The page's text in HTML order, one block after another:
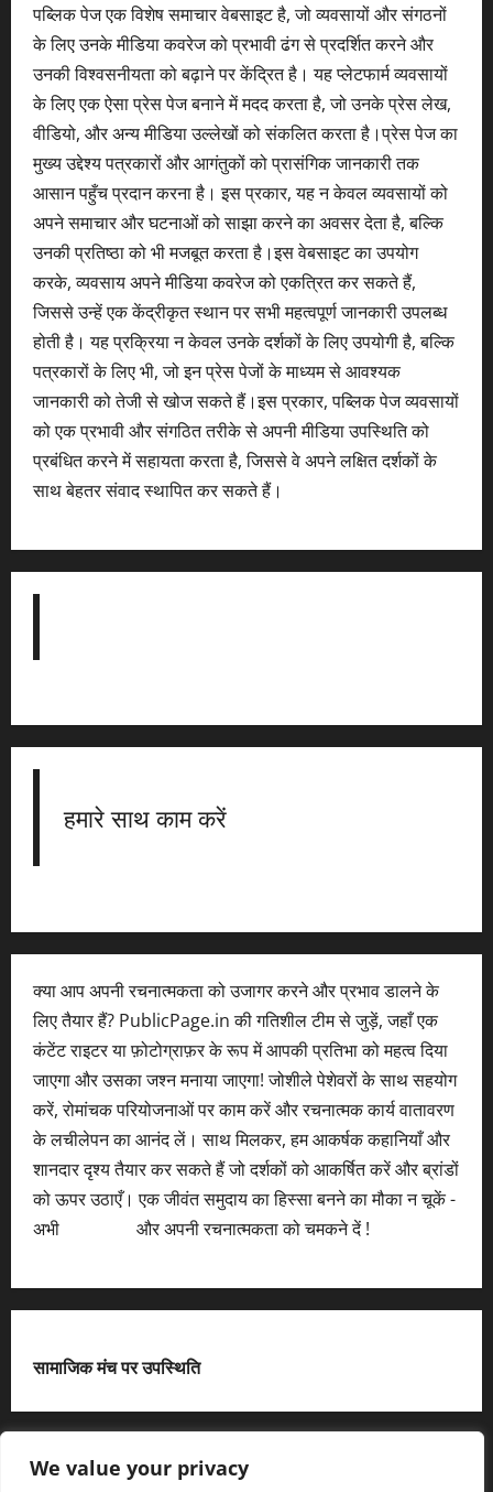
We value your privacy
पब्लिक पेज एक विशेष समाचार वेबसाइट है, जो व्यवसायों और संगठनों
के लिए उनके मीडिया कवरेज को प्रभावी ढंग से प्रदर्शित करने और
उनकी विश्वसनीयता को बढ़ाने पर केंद्रित है। यह प्लेटफार्म व्यवसायों
के लिए एक ऐसा प्रेस पेज बनाने में मदद करता है, जो उनके प्रेस लेख,
वीडियो, और अन्य मीडिया उल्लेखों को संकलित करता है।प्रेस पेज का
मुख्य उद्देश्य पत्रकारों और आगंतुकों को प्रासंगिक जानकारी तक
आसान पहुँच प्रदान करना है। इस प्रकार, यह न केवल व्यवसायों को
अपने समाचार और घटनाओं को साझा करने का अवसर देता है, बल्कि
उनकी प्रतिष्ठा को भी मजबूत करता है।इस वेबसाइट का उपयोग
करके, व्यवसाय अपने मीडिया कवरेज को एकत्रित कर सकते हैं,
जिससे उन्हें एक केंद्रीकृत स्थान पर सभी महत्वपूर्ण जानकारी उपलब्ध
होती है। यह प्रक्रिया न केवल उनके दर्शकों के लिए उपयोगी है, बल्कि
पत्रकारों के लिए भी, जो इन प्रेस पेजों के माध्यम से आवश्यक
जानकारी को तेजी से खोज सकते हैं।इस प्रकार, पब्लिक पेज व्यवसायों
को एक प्रभावी और संगठित तरीके से अपनी मीडिया उपस्थिति को
प्रबंधित करने में सहायता करता है, जिससे वे अपने लक्षित दर्शकों के
साथ बेहतर संवाद स्थापित कर सकते हैं।
हमारे साथ काम करें
क्या आप अपनी रचनात्मकता को उजागर करने और प्रभाव डालने के
लिए तैयार हैं? PublicPage.in की गतिशील टीम से जुड़ें, जहाँ एक
कंटेंट राइटर या फ़ोटोग्राफ़र के रूप में आपकी प्रतिभा को महत्व दिया
जाएगा और उसका जश्न मनाया जाएगा! जोशीले पेशेवरों के साथ सहयोग
करें, रोमांचक परियोजनाओं पर काम करें और रचनात्मक कार्य वातावरण
के लचीलेपन का आनंद लें। साथ मिलकर, हम आकर्षक कहानियाँ और
शानदार दृश्य तैयार कर सकते हैं जो दर्शकों को आकर्षित करें और ब्रांडों
को ऊपर उठाएँ। एक जीवंत समुदाय का हिस्सा बनने का मौका न चूकें -
अभी
और अपनी रचनात्मकता को चमकने दें !
सामाजिक मंच पर उपस्थिति
X